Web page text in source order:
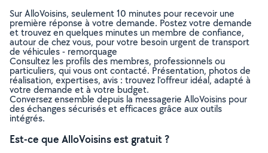
Sur AlloVoisins, seulement 10 minutes pour recevoir une
première réponse à votre demande. Postez votre demande
et trouvez en quelques minutes un membre de confiance,
autour de chez vous, pour votre besoin urgent de transport
de véhicules - remorquage
Consultez les profils des membres, professionnels ou
particuliers, qui vous ont contacté. Présentation, photos de
réalisation, expertises, avis : trouvez l'offreur idéal, adapté à
votre demande et à votre budget.
Conversez ensemble depuis la messagerie AlloVoisins pour
des échanges sécurisés et efficaces grâce aux outils
intégrés.
Est-ce que AlloVoisins est gratuit ?